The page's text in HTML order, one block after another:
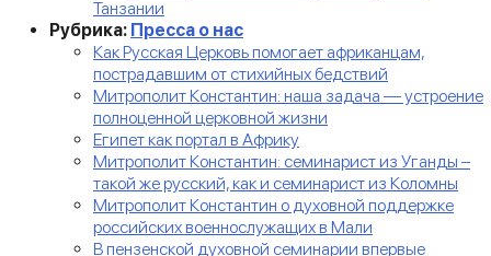
Танзании
Рубрика: Пресса о нас
Как Русская Церковь помогает африканцам,
пострадавшим от стихийных бедствий
Митрополит Константин: наша задача — устроение
полноценной церковной жизни
Египет как портал в Африку
Митрополит Константин: семинарист из Уганды –
такой же русский, как и семинарист из Коломны
Митрополит Константин о духовной поддержке
российских военнослужащих в Мали
В пензенской духовной семинарии впервые